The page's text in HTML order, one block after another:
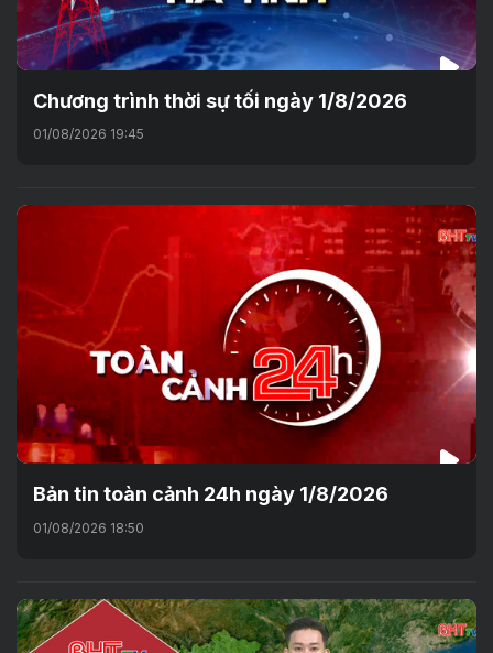
Chương trình thời sự tối ngày 1/8/2026
01/08/2026 19:45
Bản tin toàn cảnh 24h ngày 1/8/2026
01/08/2026 18:50